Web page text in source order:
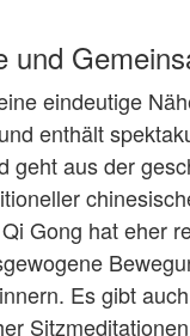
und
eindeutige
enthält
geht aus der
Gong hat eher
Es gibt